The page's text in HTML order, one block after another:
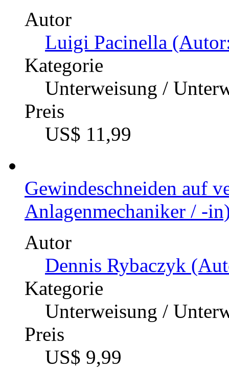
Autor
Luigi Pacinella
Kategorie
Unterweisung /
Preis
US$ 11,99
Gewindeschneiden auf
Anlagenmechaniker / -
Autor
Dennis Rybaczyk
Kategorie
Unterweisung /
Preis
US$ 9,99